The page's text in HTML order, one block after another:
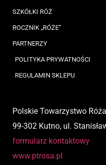
SZKÓŁKI RÓŻ
ROCZNIK „RÓŻE”
PARTNERZY
POLITYKA PRYWATNOŚCI
REGULAMIN SKLEPU
Polskie Towarzystwo
99-302 Kutno, ul.
formularz kontaktowy
www.ptrosa.pl